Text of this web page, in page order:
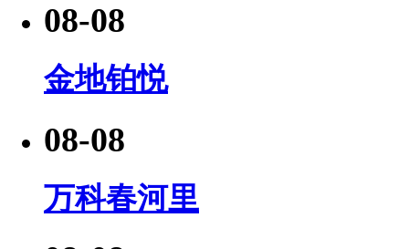
08-08
金地铂悦
08-08
万科春河里